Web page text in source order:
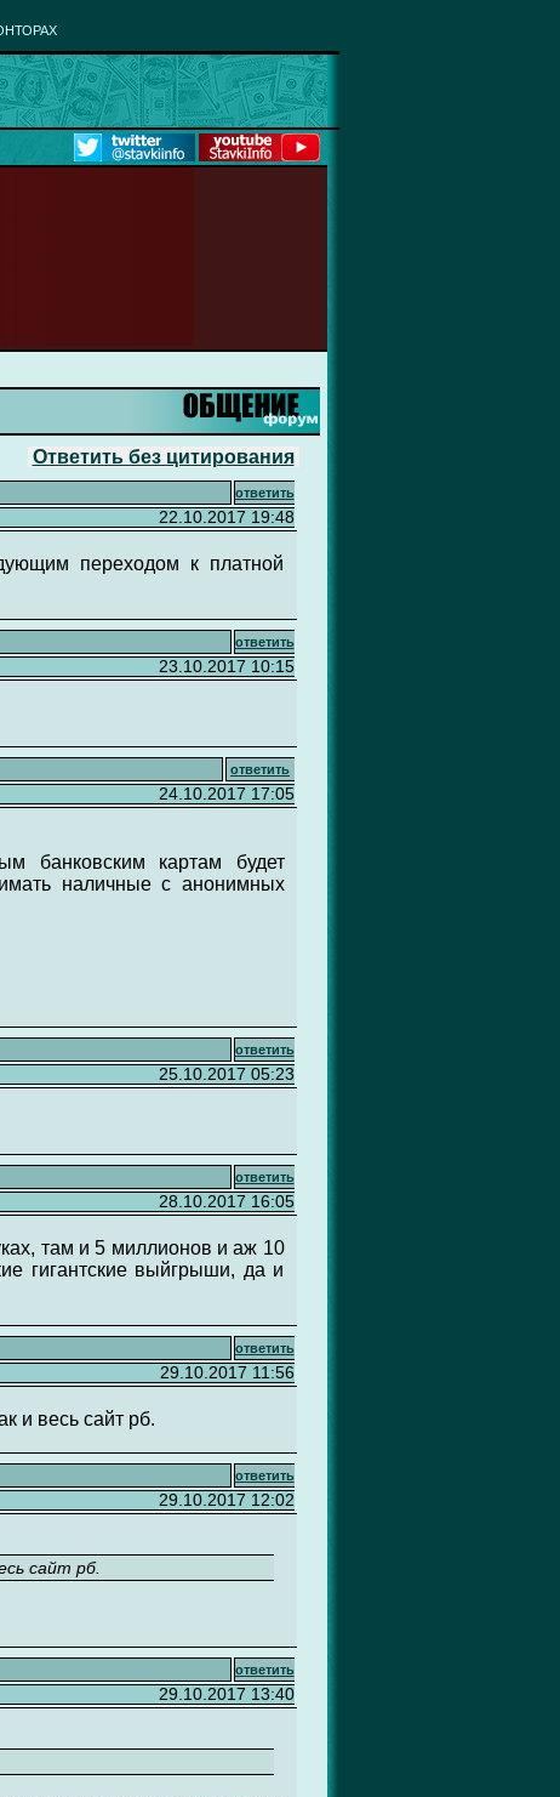
Ответить без цитирования
ответить
22.10.2017 19:48
переходом к платной
ответить
23.10.2017 10:15
ответить
24.10.2017 17:05
банковским картам будет
наличные с анонимных
ответить
25.10.2017 05:23
ответить
28.10.2017 16:05
там и 5 миллионов и аж 10
гигантские выйгрыши, да и
ответить
29.10.2017 11:56
и весь сайт рб.
ответить
29.10.2017 12:02
сайт рб.
ответить
29.10.2017 13:40